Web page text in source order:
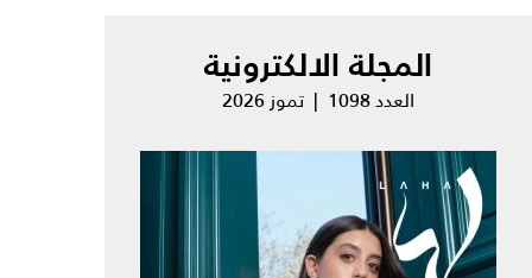
المجلة الالكترونية
العدد 1098 | تموز 2026